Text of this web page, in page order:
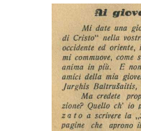
pasakojim
retorikos ir
tekstas. Jis